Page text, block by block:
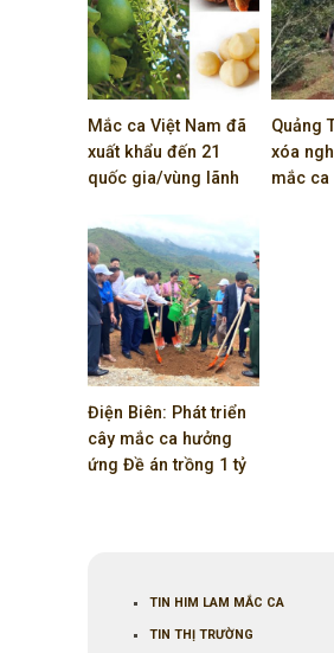
Mắc ca Việt Nam đã
xuất khẩu đến 21
quốc gia/vùng lãnh
Quảng
xóa
mắc ca
Điện Biên: Phát triển
cây mắc ca hưởng
ứng Đề án trồng 1 tỷ
TIN HIM LAM MẮC CA
TIN THỊ TRƯỜNG